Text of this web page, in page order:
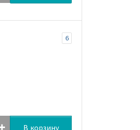
6
В корзину